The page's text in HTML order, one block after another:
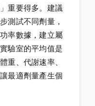
重要得多。建議
測試不同劑量，
率數據，建立屬
驗室的平均值是
重、代謝速率、
最適劑量產生個